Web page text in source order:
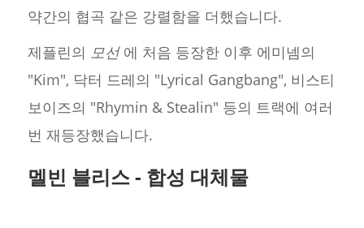
약간의 협곡 같은 강렬함을 더했습니다.
제플린의 모선에 처음 등장한 이후 에미넴의
"Kim", 닥터 드레의 "Lyrical Gangbang", 비스티
보이즈의 "Rhymin & Stealin" 등의 트랙에 여러
번 재등장했습니다.
멜빈 블리스 - 합성 대체물